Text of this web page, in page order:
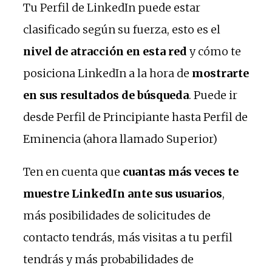
Tu Perfil de LinkedIn puede estar
clasificado según su fuerza, esto es el
nivel de atracción en esta red y cómo te
posiciona LinkedIn a la hora de mostrarte
en sus resultados de búsqueda. Puede ir
desde Perfil de Principiante hasta Perfil de
Eminencia (ahora llamado Superior)
Ten en cuenta que cuantas más veces te
muestre LinkedIn ante sus usuarios,
más posibilidades de solicitudes de
contacto tendrás, más visitas a tu perfil
tendrás y más probabilidades de